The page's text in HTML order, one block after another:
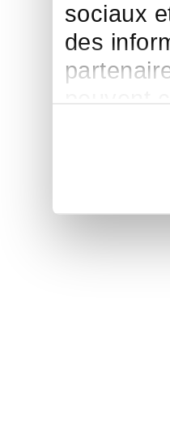
sociaux
des